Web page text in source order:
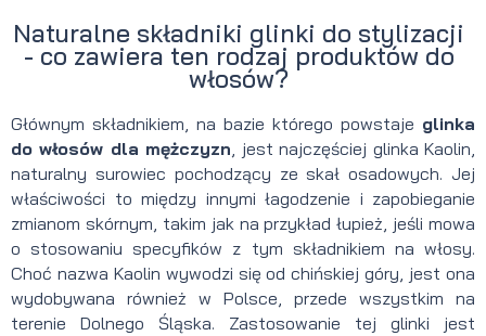
Naturalne składniki glinki do stylizacji
- co zawiera ten rodzaj produktów do
włosów?
Głównym składnikiem, na bazie którego powstaje glinka
do włosów dla mężczyzn, jest najczęściej glinka Kaolin,
naturalny surowiec pochodzący ze skał osadowych. Jej
właściwości to między innymi łagodzenie i zapobieganie
zmianom skórnym, takim jak na przykład łupież, jeśli mowa
o stosowaniu specyfików z tym składnikiem na włosy.
Choć nazwa Kaolin wywodzi się od chińskiej góry, jest ona
wydobywana również w Polsce, przede wszystkim na
terenie Dolnego Śląska. Zastosowanie tej glinki jest